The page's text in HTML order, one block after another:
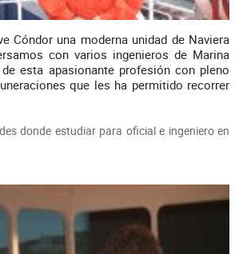
Cóndor una moderna unidad de Naviera
con varios ingenieros de Marina
esta apasionante profesión con pleno
que les ha permitido recorrer
donde estudiar para oficial e ingeniero en